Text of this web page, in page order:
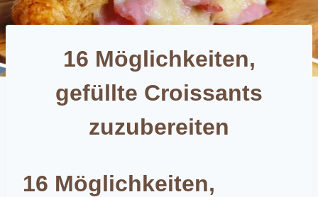
16 Möglichkeiten,
gefüllte Croissants
zuzubereiten
16 Möglichkeiten,